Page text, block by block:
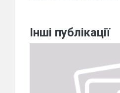
Інші публікації